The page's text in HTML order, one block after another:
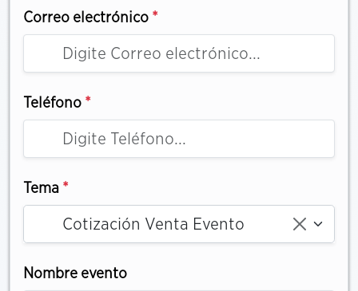
Correo electrónico *
Teléfono *
Tema *
Cotización Venta Evento
Nombre evento